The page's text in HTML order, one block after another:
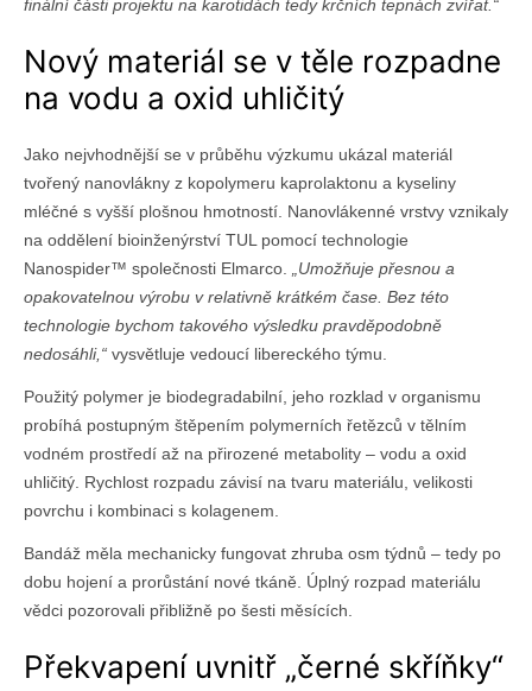
finální části projektu na karotidách tedy krčních tepnách zvířat.“
Nový materiál se v těle rozpadne
na vodu a oxid uhličitý
Jako nejvhodnější se v průběhu výzkumu ukázal materiál
tvořený nanovlákny z kopolymeru kaprolaktonu a kyseliny
mléčné s vyšší plošnou hmotností. Nanovlákenné vrstvy vznikaly
na oddělení bioinženýrství TUL pomocí technologie
Nanospider™ společnosti Elmarco.
„Umožňuje přesnou a
opakovatelnou výrobu v relativně krátkém čase. Bez této
technologie bychom takového výsledku pravděpodobně
nedosáhli,“ vysvětluje vedoucí libereckého týmu.
Použitý polymer je biodegradabilní, jeho rozklad v organismu
probíhá postupným štěpením polymerních řetězců v tělním
vodném prostředí až na přirozené metabolity – vodu a oxid
uhličitý. Rychlost rozpadu závisí na tvaru materiálu, velikosti
povrchu i kombinaci s kolagenem.
Bandáž měla mechanicky fungovat zhruba osm týdnů – tedy po
dobu hojení a prorůstání nové tkáně. Úplný rozpad materiálu
vědci pozorovali přibližně po šesti měsících.
Překvapení uvnitř „černé skříňky“